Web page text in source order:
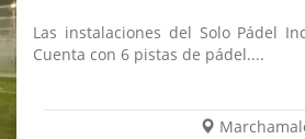
Las instalaciones del Solo Pádel
Cuenta con 6 pistas de pádel....